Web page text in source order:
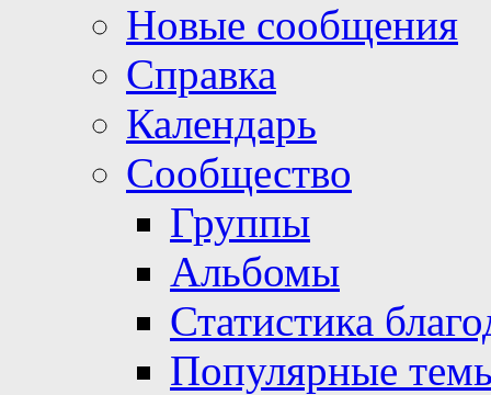
Новые сообщения
Справка
Календарь
Сообщество
Группы
Альбомы
Статистика
Популярные